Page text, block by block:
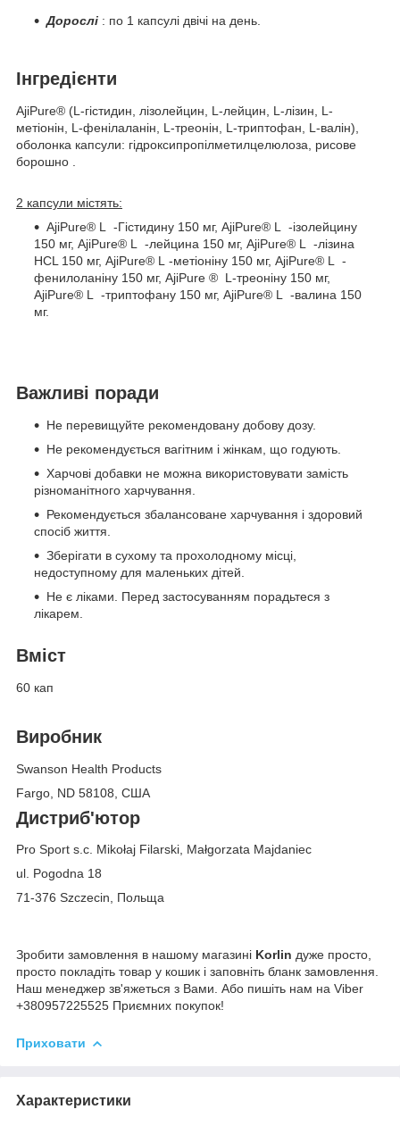
Дорослі : по 1 капсулі двічі на день.
Інгредієнти
AjiPure® (L-гістидин, лізолейцин, L-лейцин, L-лізин, L-
метіонін, L-фенілаланін, L-треонін, L-триптофан, L-валін),
оболонка капсули: гідроксипропілметилцелюлоза, рисове
борошно
2 капсули містять:
AjiPure® L -Гістидину 150 мг, AjiPure® L
-ізолейцину
150 мг, AjiPure® L -лейцина 150 мг, AjiPure® L
-лізина
HCL 150 мг, AjiPure® L -метіоніну 150 мг, AjiPure® L
-
фенилоланіну 150 мг, AjiPure ® L-треоніну 150 мг,
AjiPure® L -триптофану 150 мг, AjiPure® L
-валина 150
мг.
Важливі поради
Не перевищуйте рекомендовану добову дозу.
Не рекомендується вагітним і жінкам, що годують.
Харчові добавки не можна використовувати замість
різноманітного харчування.
Рекомендується збалансоване харчування і здоровий
спосіб життя.
Зберігати в сухому та прохолодному місці,
недоступному для маленьких дітей.
Не є ліками. Перед застосуванням порадьтеся з
лікарем.
Вміст
60 кап
Виробник
Swanson Health Products
Fargo, ND 58108, США
Дистриб'ютор
Pro Sport s.c. Mikołaj Filarski, Małgorzata Majdaniec
ul. Pogodna 18
71-376 Szczecin, Польща
Зробити замовлення в нашому магазині Korlin дуже просто,
просто покладіть товар у кошик і заповніть бланк замовлення.
Наш менеджер зв'яжеться з Вами. Або пишіть нам на Viber
+380957225525 Приємних покупок!
Приховати
Характеристики